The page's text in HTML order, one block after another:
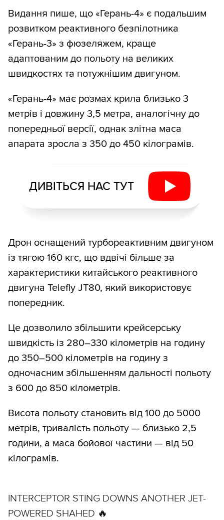
Видання пише, що «Герань-4» є подальшим
розвитком реактивного безпілотника
«Герань-3» з фюзеляжем, краще
адаптованим до польоту на великих
швидкостях та потужнішим двигуном.
«Герань-4» має розмах крила близько 3
метрів і довжину 3,5 метра, аналогічну до
попередньої версії, однак злітна маса
апарата зросла з 350 до 450 кілограмів.
ДИВІТЬСЯ НАС ТУТ
Дрон оснащений турбореактивним двигуном
із тягою 160 кгс, що вдвічі більше за
характеристики китайського реактивного
двигуна Telefly JT80, який використовує
попередник.
Це дозволило збільшити крейсерську
швидкість із 280–330 кілометрів на годину
до 350–500 кілометрів на годину з
одночасним збільшенням дальності польоту
з 600 до 850 кілометрів.
Висота польоту становить від 100 до 5000
метрів, тривалість польоту — близько 2,5
години, а маса бойової частини — від 50
кілограмів.
INTERCEPTOR STING DOWNS ANOTHER JET-
POWERED SHAHED 🔥